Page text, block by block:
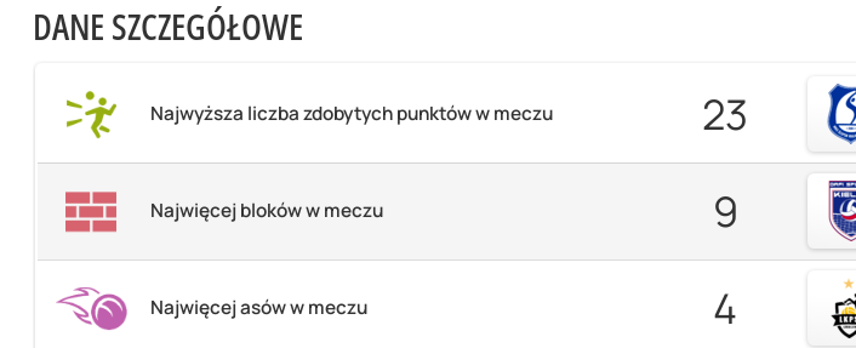
DANE SZCZEGÓŁOWE
Najwyższa liczba zdobytych punktów w meczu 23
Najwięcej bloków w meczu 9
Najwięcej asów w meczu 4